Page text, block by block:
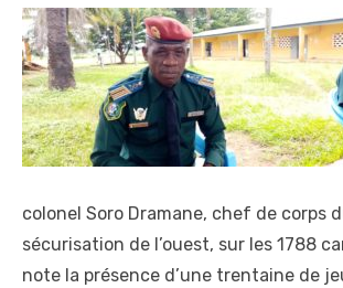
colonel Soro Dramane, chef de corps
sécurisation de l’ouest, sur les 1788
note la présence d’une trentaine de